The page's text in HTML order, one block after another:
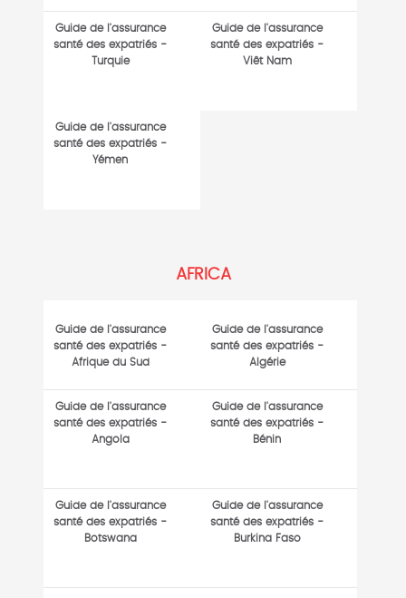
Guide de l'assurance
santé des expatriés -
Turquie
Guide de l'assurance
santé des expatriés -
Viêt Nam
Guide de l'assurance
santé des expatriés -
Yémen
AFRICA
Guide de l'assurance
santé des expatriés -
Afrique du Sud
Guide de l'assurance
santé des expatriés -
Algérie
Guide de l'assurance
santé des expatriés -
Angola
Guide de l'assurance
santé des expatriés -
Bénin
Guide de l'assurance
santé des expatriés -
Botswana
Guide de l'assurance
santé des expatriés -
Burkina Faso